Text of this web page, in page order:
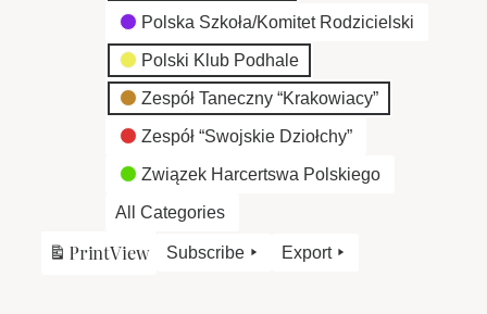
Polska Szkoła/Komitet Rodzicielski
Polski Klub Podhale
Zespół Taneczny “Krakowiacy”
Zespół “Swojskie Dziołchy”
Związek Harcertswa Polskiego
All Categories
PrintView Subscribe Export